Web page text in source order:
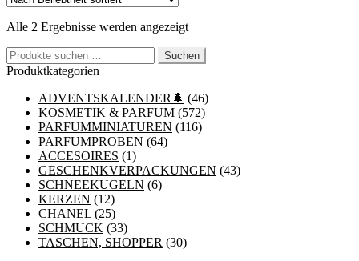
Alle 2 Ergebnisse werden angezeigtNach
sortiert
Suchen
nach:
Suchen
Produktkategorien
ADVENTSKALENDER🌲 (46)
KOSMETIK & PARFUM (572)
PARFUMMINIATUREN (116)
PARFUMPROBEN (64)
ACCESOIRES (1)
GESCHENKVERPACKUNGEN (43)
SCHNEEKUGELN (6)
KERZEN (12)
CHANEL (25)
SCHMUCK (33)
TASCHEN, SHOPPER (30)